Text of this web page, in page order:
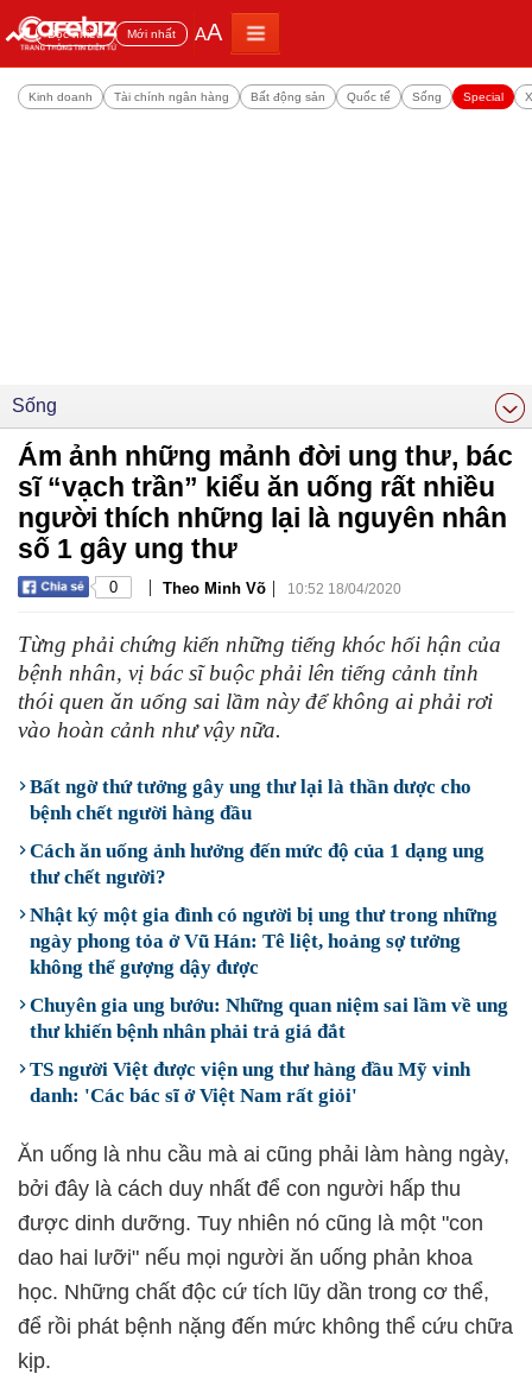
Đọc nhiều Mới nhất AA
Kinh doanh Tài chính ngân hàng Bất động sản Quốc tế Sống Special
Sống
Ám ảnh những mảnh đời ung thư, bác
sĩ “vạch trần” kiểu ăn uống rất nhiều
người thích những lại là nguyên nhân
số 1 gây ung thư
0 | Theo Minh Võ | 10:52 18/04/2020
Từng phải chứng kiến những tiếng khóc hối hận của
bệnh nhân, vị bác sĩ buộc phải lên tiếng cảnh tỉnh
thói quen ăn uống sai lầm này để không ai phải rơi
vào hoàn cảnh như vậy nữa.
Bất ngờ thứ tưởng gây ung thư lại là thần dược cho
bệnh chết người hàng đầu
Cách ăn uống ảnh hưởng đến mức độ của 1 dạng ung
thư chết người?
Nhật ký một gia đình có người bị ung thư trong những
ngày phong tỏa ở Vũ Hán: Tê liệt, hoảng sợ tưởng
không thể gượng dậy được
Chuyên gia ung bướu: Những quan niệm sai lầm về ung
thư khiến bệnh nhân phải trả giá đắt
TS người Việt được viện ung thư hàng đầu Mỹ vinh
danh: 'Các bác sĩ ở Việt Nam rất giỏi'
Ăn uống là nhu cầu mà ai cũng phải làm hàng ngày,
bởi đây là cách duy nhất để con người hấp thu
được dinh dưỡng. Tuy nhiên nó cũng là một "con
dao hai lưỡi" nếu mọi người ăn uống phản khoa
học. Những chất độc cứ tích lũy dần trong cơ thể,
để rồi phát bệnh nặng đến mức không thể cứu chữa
kịp.